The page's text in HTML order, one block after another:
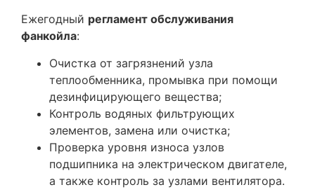
Ежегодный регламент обслуживания
фанкойла:
Очистка от загрязнений узла
теплообменника, промывка при помощи
дезинфицирующего вещества;
Контроль водяных фильтрующих
элементов, замена или очистка;
Проверка уровня износа узлов
подшипника на электрическом двигателе,
а также контроль за узлами вентилятора.